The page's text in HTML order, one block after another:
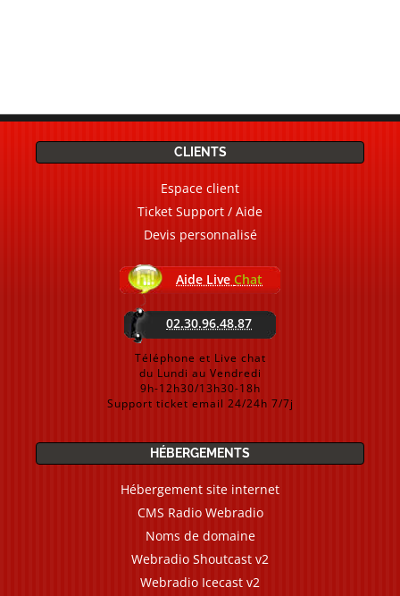
CLIENTS
Espace client
Ticket Support / Aide
Devis personnalisé
Aide Live Chat
02.30.96.48.87
Téléphone et Live chat
du Lundi au Vendredi
9h-12h30/13h30-18h
Support ticket email 24/24h 7/7j
HÉBERGEMENTS
Hébergement site internet
CMS Radio Webradio
Noms de domaine
Webradio Shoutcast v2
Webradio Icecast v2